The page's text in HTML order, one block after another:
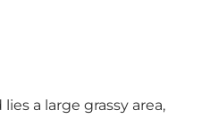
a large grassy area,